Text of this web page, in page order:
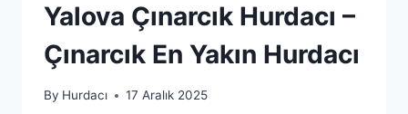
Yalova Çınarcık Hurdacı –
Çınarcık En Yakın Hurdacı
By Hurdacı 17 Aralık 2025